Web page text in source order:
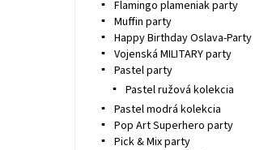
Flamingo plameniak party
Muffin party
Happy Birthday Oslava-Party
Vojenská MILITARY party
Pastel party
Pastel ružová kolekcia
Pastel modrá kolekcia
Pop Art Superhero party
Pick & Mix party